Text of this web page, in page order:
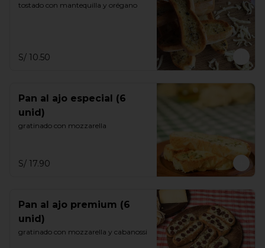
tostado con mantequilla y orégano
S/ 10.50
Pan al ajo especial (6
unid)
gratinado con mozzarella
S/ 17.90
Pan al ajo premium (6
unid)
gratinado con mozzarella y cabanossi